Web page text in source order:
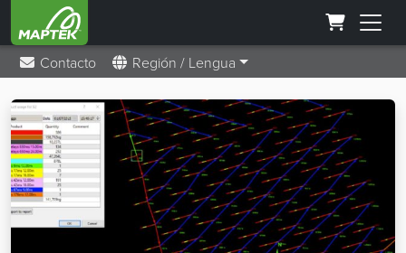
Contacto Región / Lengua